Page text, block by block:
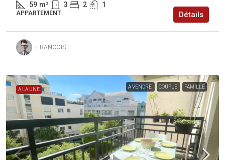
59 m² 3 2 1
APPARTEMENT Détails
FRANCOIS
A LA UNE A VENDRE COUPLE FAMILLE